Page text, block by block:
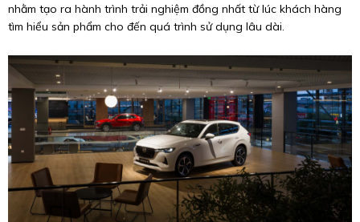
nhằm tạo ra hành trình trải nghiệm đồng nhất từ lúc khách hàng
tìm hiểu sản phẩm cho đến quá trình sử dụng lâu dài.